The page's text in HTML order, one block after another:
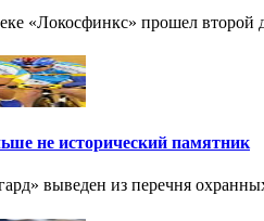
«Локосфинкс» прошел
не исторический памятник
выведен из перечня